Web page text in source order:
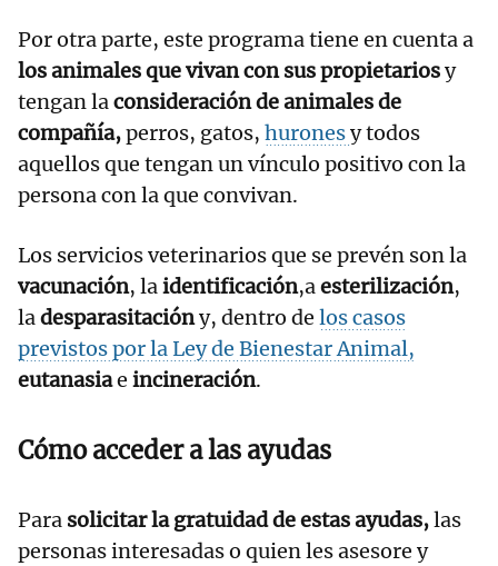
Por otra parte, este programa tiene en cuenta a
los animales que vivan con sus propietariosy
tengan laconsideración de animales de
compañía,perros, gatos, huronesy todos
aquellos que tengan un vínculo positivo con la
persona con la que convivan.
Los servicios veterinarios que se prevén son la
vacunación, laidentificación,aesterilización,
ladesparasitacióny, dentro de los casos
previstos por la Ley de Bienestar Animal,
eutanasiae incineración.
Cómo acceder a las ayudas
Para solicitar la gratuidad de estas ayudas,las
personas interesadas o quien les asesore y